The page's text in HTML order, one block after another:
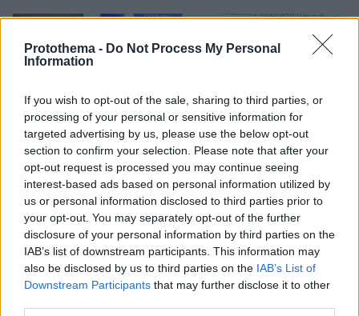
Protothema - Do Not Process My Personal
Information
If you wish to opt-out of the sale, sharing to third parties, or
processing of your personal or sensitive information for
targeted advertising by us, please use the below opt-out
section to confirm your selection. Please note that after your
opt-out request is processed you may continue seeing
interest-based ads based on personal information utilized by
us or personal information disclosed to third parties prior to
your opt-out. You may separately opt-out of the further
disclosure of your personal information by third parties on the
IAB’s list of downstream participants. This information may
also be disclosed by us to third parties on the IAB’s List of
Downstream Participants that may further disclose it to other